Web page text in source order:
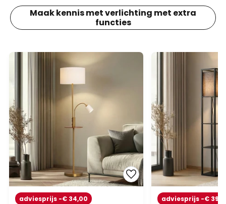
Maak kennis met verlichting met extra
functies
adviesprijs -€ 34,00 adviesprijs -€